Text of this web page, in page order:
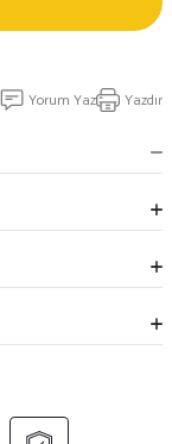
Yorum Yaz Yazdır